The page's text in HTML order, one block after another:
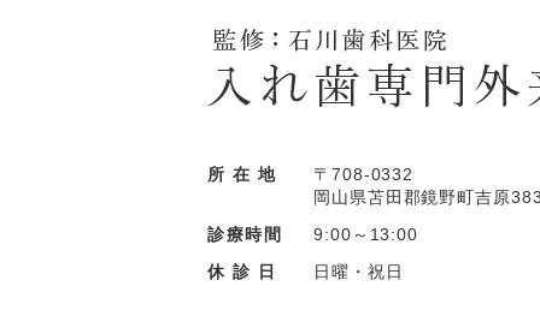
所 在 地
〒708-0332
岡山県苫田郡鏡野町吉原
診療時間
9:00～13:00
休 診 日
日曜・祝日